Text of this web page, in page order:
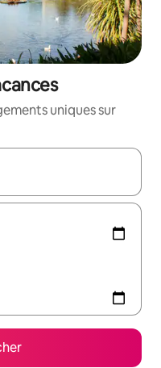
uniques sur
les flèches vers le